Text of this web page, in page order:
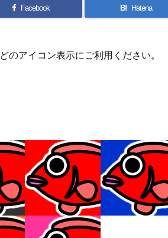
Facebook B! Hatena
アイコン表示にご利用ください。